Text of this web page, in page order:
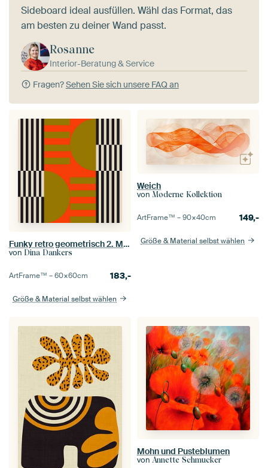
Sideboard ideal ausfüllen. Wähl das Format, das
am besten zu deiner Wand passt.
Rosanne
Interior-Beratung & Service
Fragen?Sehen Sie sich unsere FAQ an
Funky retro geometrisch 2. Moderne abstrakte Kunst in hellen Farben.
von Dina Dankers
ArtFrame™ –60×60cm 183,-
Größe & Material selbst wählen
Weich
von Moderne Kollektion
ArtFrame™ –90×40cm 149,-
Größe & Material selbst wählen
Mohn und Pusteblumen
von Annette Schmucker